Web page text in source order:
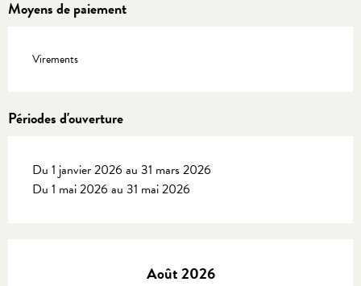
Moyens de paiement
Virements
Périodes d'ouverture
Du 1 janvier 2026 au 31 mars 2026
Du 1 mai 2026 au 31 mai 2026
Août 2026